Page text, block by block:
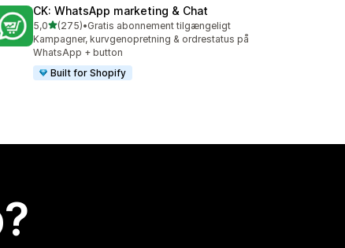
CK: WhatsApp marketing & Chat
5,0ud af 5 stjerner
(275)
275 anmeldelser i alt
•Gratis abonnement tilgængeligt
Kampagner, kurvgenopretning & ordrestatus på
WhatsApp + button
Built for Shopify